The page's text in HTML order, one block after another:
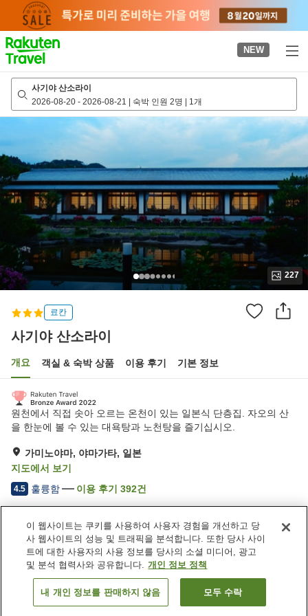
page
NEW
사기야 산소라이
2026-08-20 - 2026-08-21 | 숙박 인원 2명 | 1개
227
료칸
사기야 산소라이
개요 객실 & 숙박 상품 이용 후기 기본 정보
원천에서 직접 솟아 오르는 온천이 있는 일본식 단층집. 자오의 산
을 한눈에 볼 수 있는 대욕탕과 노천탕을 즐기십시오.
가미노야마, 야마가타, 일본
지도에서 보기
4.5 훌륭함 이용 후기 392건
숙소 편의 시설/서비스
주차장
스파 / 미용실
라운지
상점
일본 야마가타 가미노야마 사기야 산소라이
객실 보기
이 웹사이트는 쿠키를 사용하여 사용자 경험을 개선하고 당
사 웹사이트의 성능 및 트래픽을 분석합니다. 또한 당사 사이
트에 대한 사용자의 사용 정보를 당사의 소셜 미디어, 광고
및 분석 협력사와 공유합니다. 개인 정보 정책
내 개인 정보를 판매하지 않음 모두 수락